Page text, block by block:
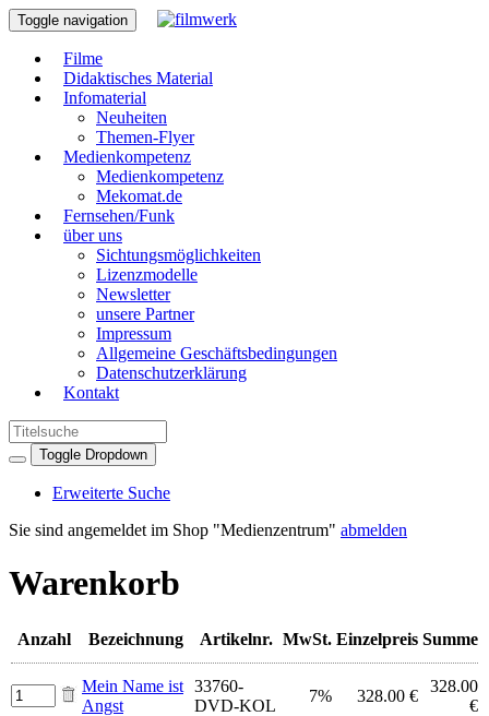
Toggle navigation
Filme
Didaktisches Material
Infomaterial
Neuheiten
Themen-Flyer
Medienkompetenz
Medienkompetenz
Mekomat.de
Fernsehen/Funk
über uns
Sichtungsmöglichkeiten
Lizenzmodelle
Newsletter
unsere Partner
Impressum
Allgemeine Geschäftsbedingungen
Datenschutzerklärung
Kontakt
Toggle Dropdown
Erweiterte Suche
Sie sind angemeldet im Shop "Medienzentrum" abmelden
Warenkorb
Anzahl Bezeichnung Artikelnr. MwSt. Einzelpreis Summe
Mein Name ist
Angst
33760-
DVD-KOL
7% 328.00 €
328.00
€